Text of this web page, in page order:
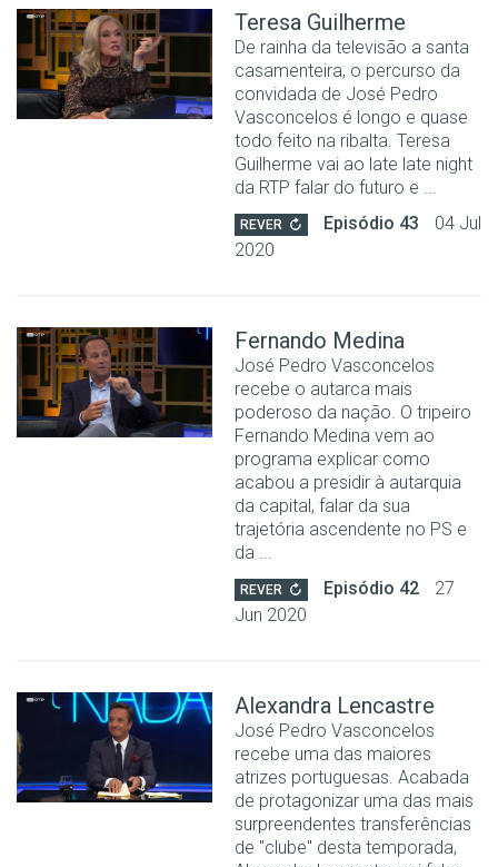
Teresa Guilherme
De rainha da televisão a santa
casamenteira, o percurso da
convidada de José Pedro
Vasconcelos é longo e quase
todo feito na ribalta. Teresa
Guilherme vai ao late late night
da RTP falar do futuro e ...
REVER Episódio 43
04 Jul
2020
Fernando Medina
José Pedro Vasconcelos
recebe o autarca mais
poderoso da nação. O tripeiro
Fernando Medina vem ao
programa explicar como
acabou a presidir à autarquia
da capital, falar da sua
trajetória ascendente no PS e
da ...
REVER Episódio 42
27
Jun 2020
Alexandra Lencastre
José Pedro Vasconcelos
recebe uma das maiores
atrizes portuguesas. Acabada
de protagonizar uma das mais
surpreendentes transferências
de "clube" desta temporada,